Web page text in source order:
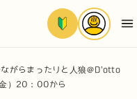
がらまったりと人狼＠D’otto
）20：00から